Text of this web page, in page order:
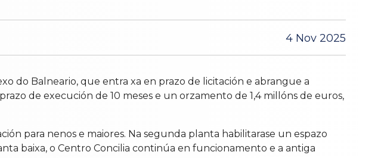
4 Nov 2025
do Balneario, que entra xa en prazo de licitación e abrangue a
de execución de 10 meses e un orzamento de 1,4 millóns de euros,
para nenos e maiores. Na segunda planta habilitarase un espazo
baixa, o Centro Concilia continúa en funcionamento e a antiga